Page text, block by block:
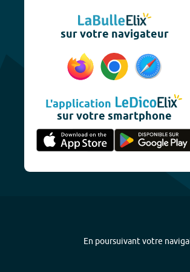
sur votre navigateur
L'application
sur votre smartphone
En poursuivant votre